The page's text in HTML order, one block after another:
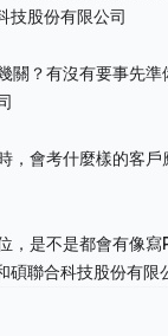
技股份有限公司
關？有沒有要事先準
，會考什麼樣的客戶
，是不是都會有像
碩聯合科技股份有限